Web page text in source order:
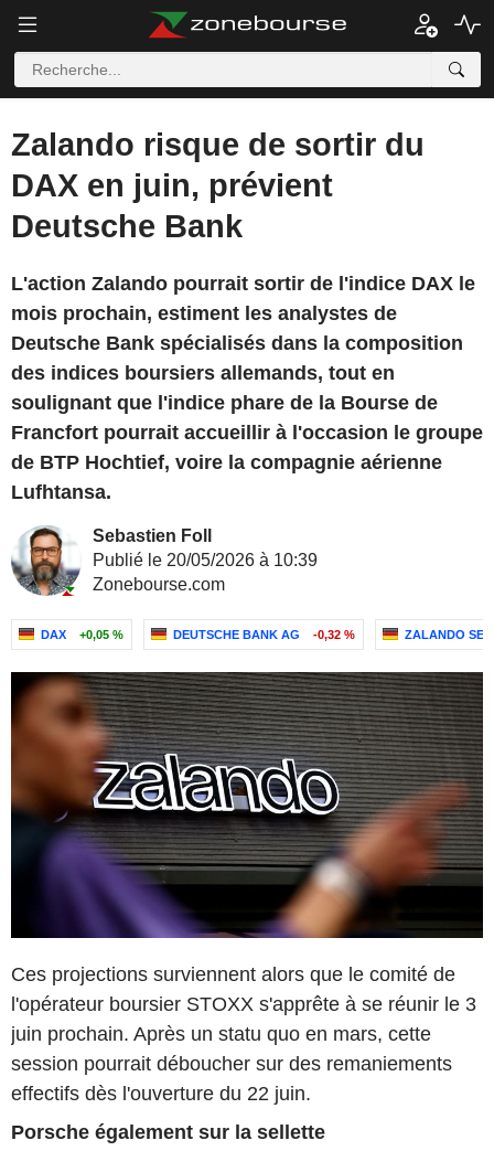
Zalando risque de sortir du
DAX en juin, prévient
Deutsche Bank
L'action Zalando pourrait sortir de l'indice DAX le
mois prochain, estiment les analystes de
Deutsche Bank spécialisés dans la composition
des indices boursiers allemands, tout en
soulignant que l'indice phare de la Bourse de
Francfort pourrait accueillir à l'occasion le groupe
de BTP Hochtief, voire la compagnie aérienne
Lufhtansa.
Sebastien Foll
Publié le 20/05/2026 à 10:39
Zonebourse.com
DAX +0,05 % DEUTSCHE BANK AG -0,32 % ZALANDO SE
Ces projections surviennent alors que le comité de
l'opérateur boursier STOXX s'apprête à se réunir le 3
juin prochain. Après un statu quo en mars, cette
session pourrait déboucher sur des remaniements
effectifs dès l'ouverture du 22 juin.
Porsche également sur la sellette